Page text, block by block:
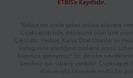
Türkiye’nin önde gelen online alışveriş
Çiçeksepeti’nde, ihtiyacınız olan tüm
Çikolata, Hediye, Kişiye Özel Ürünler ve
kategoride aradığınız binlerce ürünü
kapınıza getiriyoruz! Siz de ister
kendiniz için sipariş verebilir; Çiçeksepeti
dünyasıyla tanışarak mutlu bir